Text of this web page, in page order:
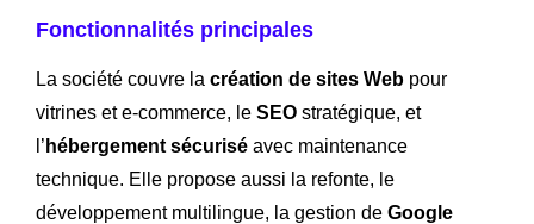
Fonctionnalités principales
La société couvre la création de sites Web pour
vitrines et e-commerce, le SEO stratégique, et
l’ hébergement sécurisé avec maintenance
technique. Elle propose aussi la refonte, le
développement multilingue, la gestion de Google